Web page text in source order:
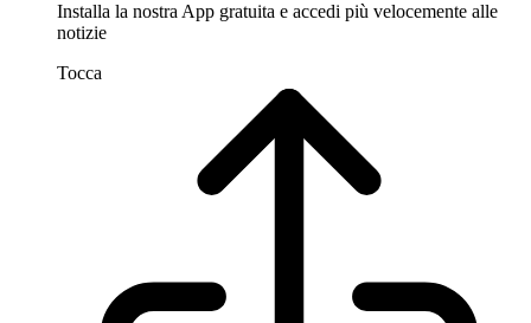
Installa la nostra App gratuita e accedi più velocemente alle
notizie
Tocca